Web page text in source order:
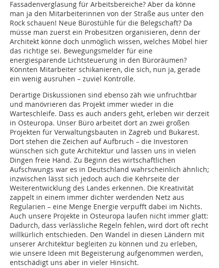
Fassadenverglasung für Arbeitsbereiche? Aber da könne
man ja den Mitarbeiterinnen von der Straße aus unter den
Rock schauen! Neue Bürostühle für die Belegschaft? Da
müsse man zuerst ein Probesitzen organisieren, denn der
Architekt könne doch unmöglich wissen, welches Möbel hier
das richtige sei. Bewegungsmelder für eine
energiesparende Lichtsteuerung in den Büroräumen?
Könnten Mitarbeiter schikanieren, die sich, nun ja, gerade
ein wenig ausruhen – zuviel Kontrolle.
Derartige Diskussionen sind ebenso zäh wie unfruchtbar
und manövrieren das Projekt immer wieder in die
Warteschleife. Dass es auch anders geht, erleben wir derzeit
in Osteuropa. Unser Büro arbeitet dort an zwei großen
Projekten für Verwaltungsbauten in Zagreb und Bukarest.
Dort stehen die Zeichen auf Aufbruch – die Investoren
wünschen sich gute Architektur und lassen uns in vielen
Dingen freie Hand. Zu Beginn des wirtschaftlichen
Aufschwungs war es in Deutschland wahrscheinlich ähnlich;
inzwischen lässt sich jedoch auch die Kehrseite der
Weiterentwicklung des Landes erkennen. Die Kreativität
zappelt in einem immer dichter werdenden Netz aus
Regularien – eine Menge Energie verpufft dabei im Nichts.
Auch unsere Projekte in Osteuropa laufen nicht immer glatt:
Dadurch, dass verlässliche Regeln fehlen, wird dort oft recht
willkürlich entschieden. Den Wandel in diesen Ländern mit
unserer Architektur begleiten zu können und zu erleben,
wie unsere Ideen mit Begeisterung aufgenommen werden,
entschädigt uns aber in vieler Hinsicht.